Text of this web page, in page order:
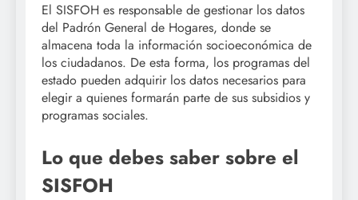
El SISFOH es responsable de gestionar los datos
del Padrón General de Hogares, donde se
almacena toda la información socioeconómica de
los ciudadanos. De esta forma, los programas del
estado pueden adquirir los datos necesarios para
elegir a quienes formarán parte de sus subsidios y
programas sociales.
Lo que debes saber sobre el
SISFOH